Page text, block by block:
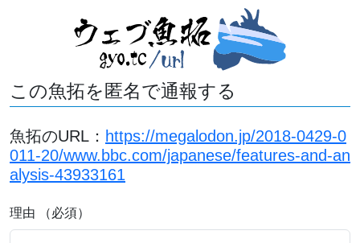
この魚拓を匿名で通報する
魚拓のURL： https://megalodon.jp/2018-0429-0
011-20/www.bbc.com/japanese/features-and-an
alysis-43933161
理由 （必須）